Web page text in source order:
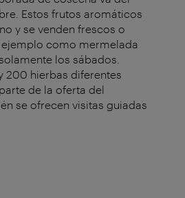
Estos frutos aromáticos
y se venden frescos o
como mermelada
los sábados.
200 hierbas diferentes
de la oferta del
se ofrecen visitas guiadas